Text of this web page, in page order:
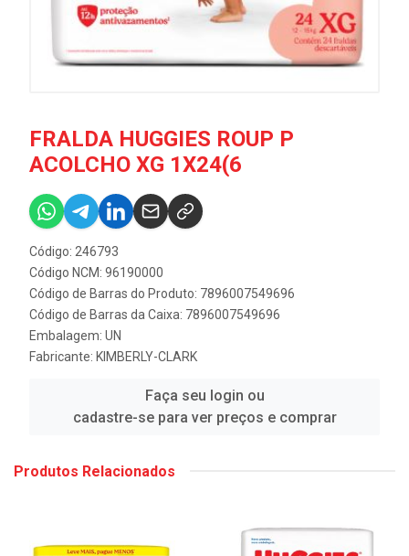
FRALDA HUGGIES ROUP P
ACOLCHO XG 1X24(6
Código: 246793
Código NCM: 96190000
Código de Barras do Produto: 7896007549696
Código de Barras da Caixa: 7896007549696
Embalagem: UN
Fabricante: KIMBERLY-CLARK
Faça seu login ou
cadastre-se para ver preços e comprar
Produtos Relacionados